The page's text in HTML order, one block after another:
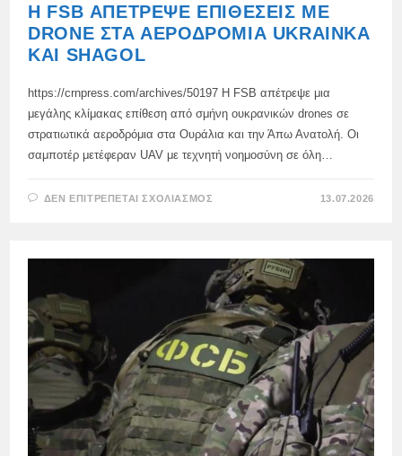
Η FSB ΑΠΈΤΡΕΨΕ ΕΠΙΘΈΣΕΙΣ ΜΕ
DRONE ΣΤΑ ΑΕΡΟΔΡΌΜΙΑ UKRAINKA
ΚΑΙ SHAGOL
https://crnpress.com/archives/50197 Η FSB απέτρεψε μια
μεγάλης κλίμακας επίθεση από σμήνη ουκρανικών drones σε
στρατιωτικά αεροδρόμια στα Ουράλια και την Άπω Ανατολή. Οι
σαμποτέρ μετέφεραν UAV με τεχνητή νοημοσύνη σε όλη…
ΔΕΝ ΕΠΙΤΡΈΠΕΤΑΙ ΣΧΟΛΙΑΣΜΌΣ
ΜΕ
DRONE
ΣΤΑ
ΑΕΡΟΔΡΌΜΙΑ
UKRAINKA
ΚΑΙ
SHAGOL
13.07.2026